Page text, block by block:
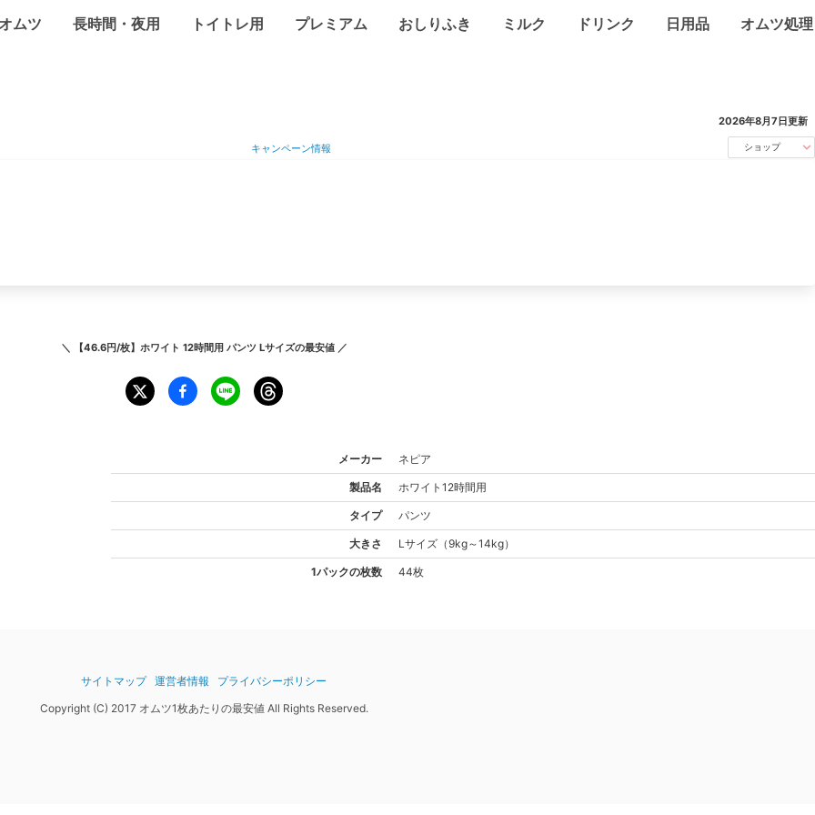
ムツ 長時間・夜用 トイトレ用 プレミアム おしりふき ミルク ドリンク 日用品 オムツ処理
2026年8月7日更新
キャンペーン情報 ショップ
＼ 【46.6円/枚】ホワイト 12時間用 パンツ Lサイズの最安値 ／
メーカー ネピア
製品名 ホワイト 12時間用
タイプ パンツ
大きさ L サイズ （9kg～14kg）
1パックの枚数 44枚
サイトマップ 運営者情報
プライバシーポリシー
Copyright (C) 2017 オムツ1枚あたりの最安値 All Rights Reserved.